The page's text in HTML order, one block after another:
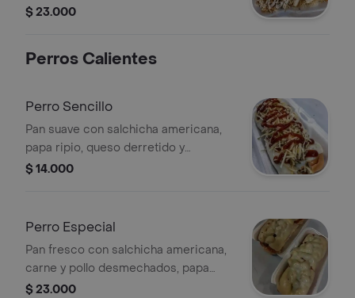
salsa tártara.
$ 23.000
Perros Calientes
Perro Sencillo
Pan suave con salchicha americana,
papa ripio, queso derretido y
nuestras salsas especiales. ¡clásico y
$ 14.000
Perro Especial
Pan fresco con salchicha americana,
carne y pollo desmechados, papa
ripio, queso fundido y una
$ 23.000